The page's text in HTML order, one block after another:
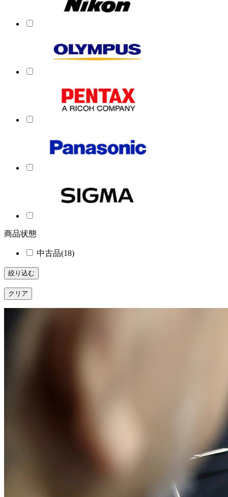
商品状態
中古品(18)
絞り込む
クリア